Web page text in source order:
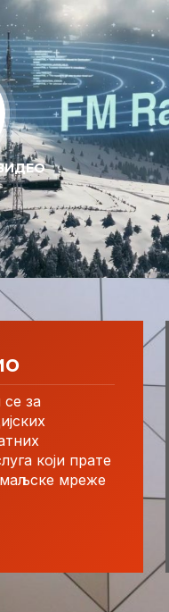
се за
који прате
мреже